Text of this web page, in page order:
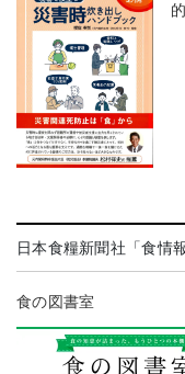
日本食糧新聞社「食情報
食の図書室